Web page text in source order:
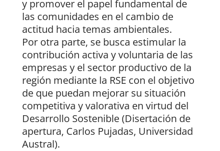
y promover el papel fundamental de
las comunidades en el cambio de
actitud hacia temas ambientales.
Por otra parte, se busca estimular la
contribución activa y voluntaria de las
empresas y el sector productivo de la
región mediante la RSE con el objetivo
de que puedan mejorar su situación
competitiva y valorativa en virtud del
Desarrollo Sostenible (Disertación de
apertura, Carlos Pujadas, Universidad
Austral).